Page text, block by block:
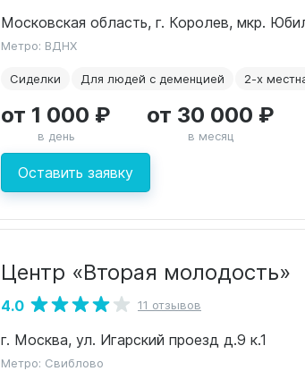
Метро: ВДНХ
Сиделки Для людей с деменцией 2-х
Оставить заявку
от 1 000 ₽
в день
от 30 000 ₽
в месяц
Центр «Вторая молодость»
4.0 11 отзывов
г. Москва, ул. Игарский проезд д.9 к.1
Метро: Свиблово